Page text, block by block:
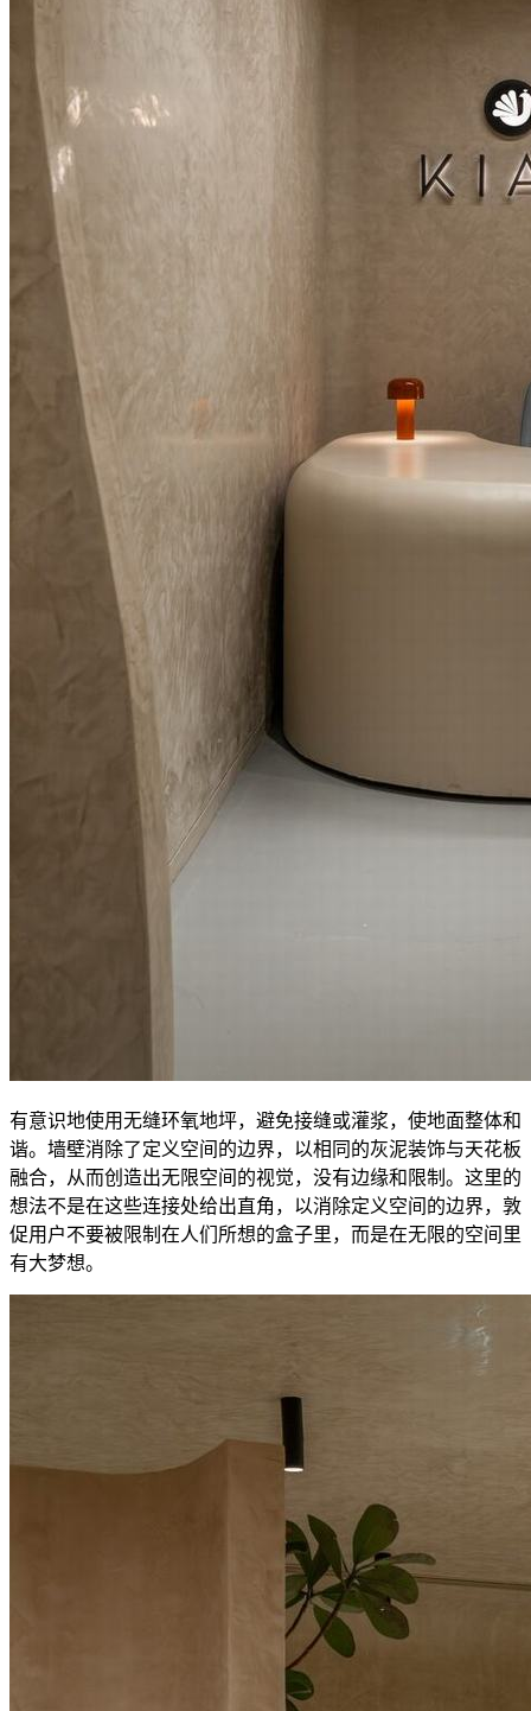
有意识地使用无缝环氧地坪，避免接缝或灌浆，使地面整体和
谐。墙壁消除了定义空间的边界，以相同的灰泥装饰与天花板
融合，从而创造出无限空间的视觉，没有边缘和限制。这里的
想法不是在这些连接处给出直角，以消除定义空间的边界，敦
促用户不要被限制在人们所想的盒子里，而是在无限的空间里
有大梦想。